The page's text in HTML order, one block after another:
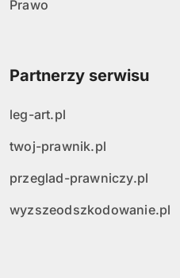
Prawo
Partnerzy serwisu
leg-art.pl
twoj-prawnik.pl
przeglad-prawniczy.pl
wyzszeodszkodowanie.pl